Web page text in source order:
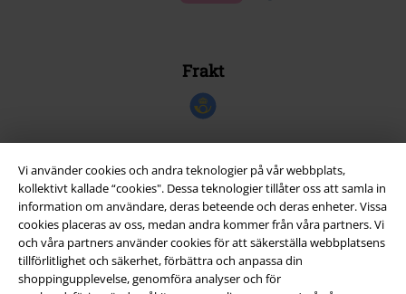
Vi använder cookies och andra teknologier på vår webbplats,
kollektivt kallade “cookies". Dessa teknologier tillåter oss att samla in
information om användare, deras beteende och deras enheter. Vissa
cookies placeras av oss, medan andra kommer från våra partners. Vi
och våra partners använder cookies för att säkerställa webbplatsens
tillförlitlighet och säkerhet, förbättra och anpassa din
shoppingupplevelse, genomföra analyser och för
Frakt
EMP-appen
Ladda ner EMP-appen nu och ta del av många fördelar!